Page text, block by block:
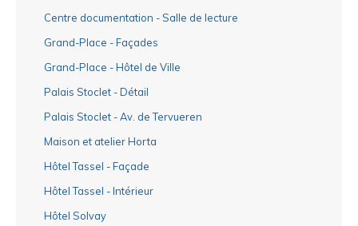
Centre documentation - Salle de lecture
Grand-Place - Façades
Grand-Place - Hôtel de Ville
Palais Stoclet - Détail
Palais Stoclet - Av. de Tervueren
Maison et atelier Horta
Hôtel Tassel - Façade
Hôtel Tassel - Intérieur
Hôtel Solvay